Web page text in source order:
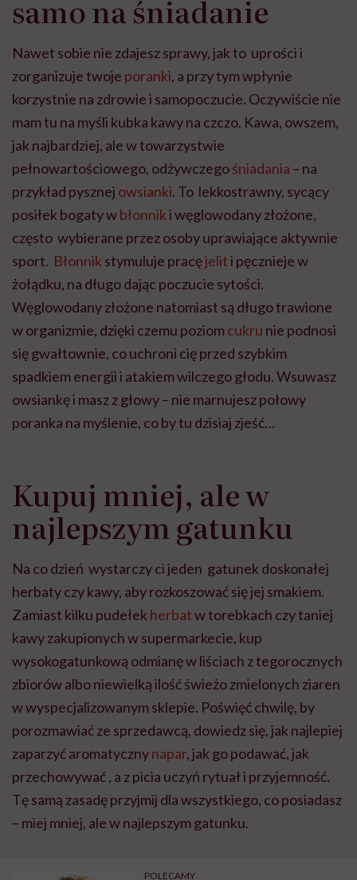
samo na śniadanie
Nawet sobie nie zdajesz sprawy, jak to uprości i
zorganizuje twoje poranki, a przy tym wpłynie
korzystnie na zdrowie i samopoczucie. Oczywiście nie
mam tu na myśli kubka kawy na czczo. Kawa, owszem,
jak najbardziej, ale w towarzystwie
pełnowartościowego, odżywczegośniadania – na
przykład pysznej owsianki. To lekkostrawny, sycący
posiłek bogaty wbłonniki węglowodany złożone,
często wybierane przez osoby uprawiające aktywnie
sport. Błonnik stymuluje pracęjeliti pęcznieje w
żołądku, na długo dając poczucie sytości.
Węglowodany złożone natomiast są długo trawione
w organizmie, dzięki czemu poziomcukru nie podnosi
się gwałtownie, co uchroni cię przed szybkim
spadkiem energii i atakiem wilczego głodu. Wsuwasz
owsiankę i masz z głowy – nie marnujesz połowy
poranka na myślenie, co by tu dzisiaj zjeść…
Kupuj mniej, ale w
najlepszym gatunku
Na co dzień wystarczy ci jeden gatunek doskonałej
herbaty czy kawy, aby rozkoszować się jej smakiem.
Zamiast kilku pudełek herbatw torebkach czy taniej
kawy zakupionych w supermarkecie, kup
wysokogatunkową odmianę w liściach z tegorocznych
zbiorów albo niewielką ilość świeżo zmielonych ziaren
w wyspecjalizowanym sklepie. Poświęć chwilę, by
porozmawiać ze sprzedawcą, dowiedz się, jak najlepiej
zaparzyć aromatycznynapar, jak go podawać, jak
przechowywać , a z picia uczyń rytuał i przyjemność.
Tę samą zasadę przyjmij dla wszystkiego, co posiadasz
– miej mniej, ale w najlepszym gatunku.
POLECAMY